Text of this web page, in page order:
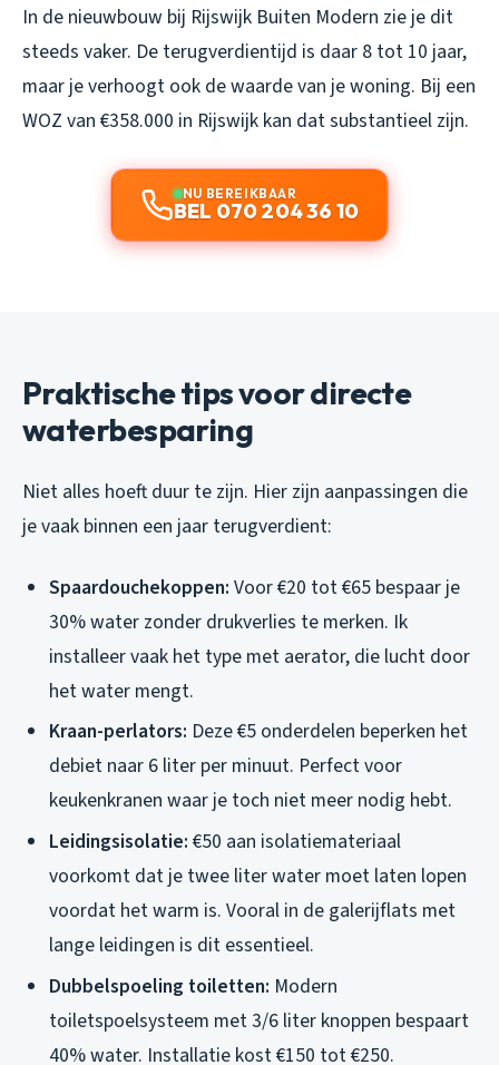
In de nieuwbouw bij Rijswijk Buiten Modern zie je dit
steeds vaker. De terugverdientijd is daar 8 tot 10 jaar,
maar je verhoogt ook de waarde van je woning. Bij een
WOZ van €358.000 in Rijswijk kan dat substantieel zijn.
NU BEREIKBAAR
BEL 070 204 36 10
Praktische tips voor directe
waterbesparing
Niet alles hoeft duur te zijn. Hier zijn aanpassingen die
je vaak binnen een jaar terugverdient:
Spaardouchekoppen: Voor €20 tot €65 bespaar je
30% water zonder drukverlies te merken. Ik
installeer vaak het type met aerator, die lucht door
het water mengt.
Kraan-perlators: Deze €5 onderdelen beperken het
debiet naar 6 liter per minuut. Perfect voor
keukenkranen waar je toch niet meer nodig hebt.
Leidingsisolatie: €50 aan isolatiemateriaal
voorkomt dat je twee liter water moet laten lopen
voordat het warm is. Vooral in de galerijflats met
lange leidingen is dit essentieel.
Dubbelspoeling toiletten: Modern
toiletspoelsysteem met 3/6 liter knoppen bespaart
40% water. Installatie kost €150 tot €250.